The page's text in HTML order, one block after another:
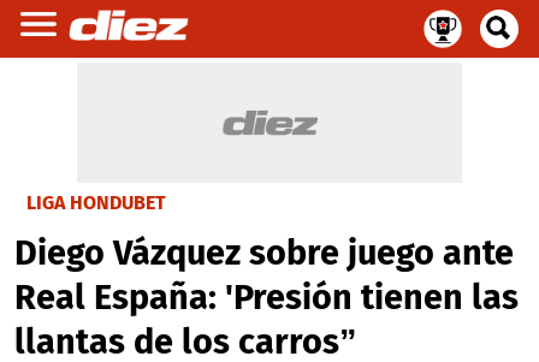
LIGA HONDUBET
Diego Vázquez sobre juego ante
Real España: 'Presión tienen las
llantas de los carros”